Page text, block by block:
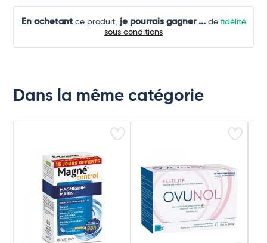
En achetantce produit, je pourrais gagner ...de fidélité
sous conditions
Dans la même catégorie